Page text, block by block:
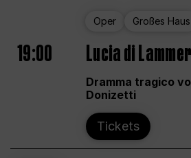
Oper Großes Haus
19:00 Lucia di
Dramma tragico
Donizetti
Tickets